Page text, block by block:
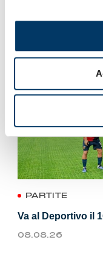
VEDI
PARTITE
Va al Deportivo il
08.08.26